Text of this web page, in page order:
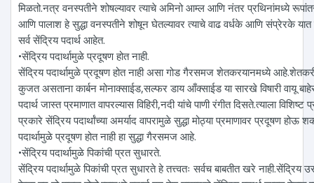
मिळतो.नत्र वनस्पतीने शोषल्यावर त्याचे अमिनो आम्ल आणि नंतर प्रथिनांमध्ये
आणि पालाश हे सुद्धा वनस्पतीने शोषून घेतल्यावर त्याचे वाढ वर्धके आणि संप्रेरके
सर्व सेंद्रिय पदार्थ आहेत.
•सेंद्रिय पदार्थामुळे प्रदूषण होत नाही.
सेंद्रिय पदार्थामुळे प्रदूषण होत नाही असा गोड गैरसमज शेतकरयानमध्ये
कुजत असताना कार्बन मोनाक्साईड,सल्फर डाय आँक्साईड या सारखे विषारी वायू
पदार्थ जास्त प्रमाणात वापरल्यास विहिरी,नदी यांचे पाणी रंगीत दिसते.त्याला
प्रकारे सेंद्रिय पदार्थांच्या अमर्याद वापरामुळे सुद्धा मोठ्या प्रमाणावर प्रदूषण होऊ
पदार्थामुळे प्रदूषण होत नाही हा सुद्धा गैरसमज आहे.
•सेंद्रिय पदार्थामुळे पिकांची प्रत सुधारते.
सेंद्रिय पदार्थामुळे पिकांची प्रत सुधारते हे तत्त्वतः सर्वच बाबतीत खरे नाही.सेंद्रिय